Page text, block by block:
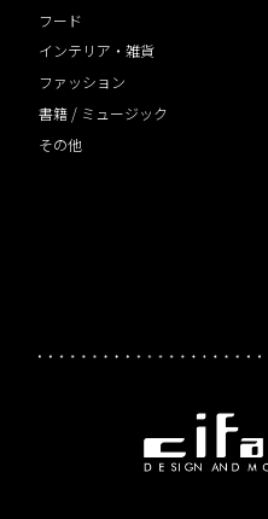
フード
インテリア・雑貨
ファッション
書籍 / ミュージック
その他